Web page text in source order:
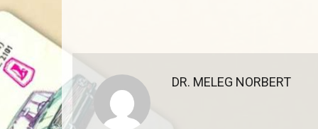
DR. MELEG NORBERT